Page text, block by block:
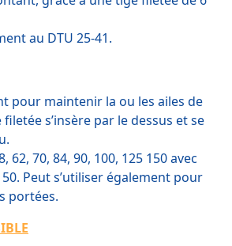
au DTU 25-41.
pour maintenir la ou les ailes de
s’insère par le dessus et se
62, 70, 84, 90, 100, 125 150 avec
Peut s’utiliser également pour
portées.